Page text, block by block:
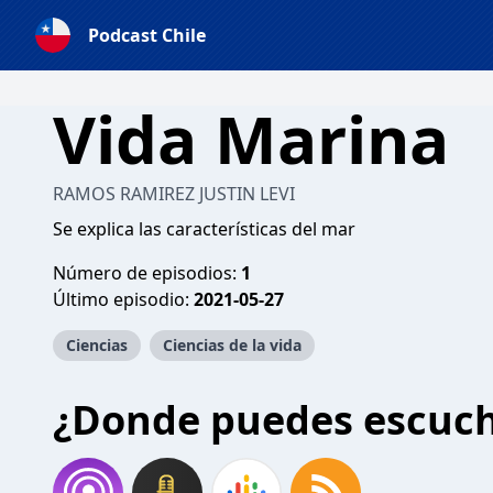
Podcast Chile
Vida Marina
RAMOS RAMIREZ JUSTIN LEVI
Se explica las características del mar
Número de episodios: 1
Último episodio: 2021-05-27
Ciencias Ciencias de la vida
¿Donde puedes